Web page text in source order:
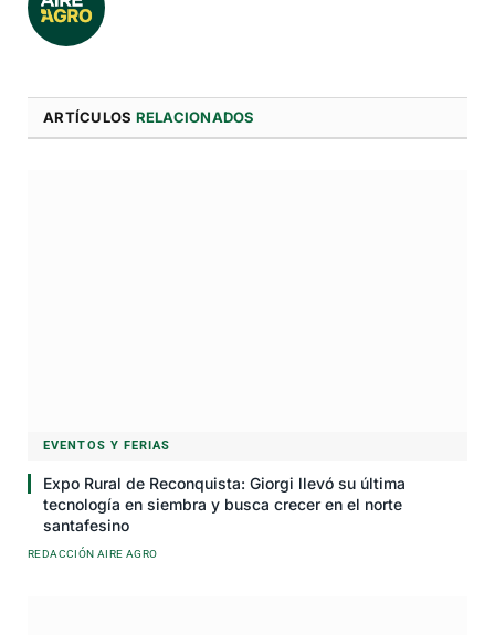
ARTÍCULOS RELACIONADOS
EVENTOS Y FERIAS
Expo Rural de Reconquista: Giorgi llevó su última
tecnología en siembra y busca crecer en el norte
santafesino
REDACCIÓN AIRE AGRO